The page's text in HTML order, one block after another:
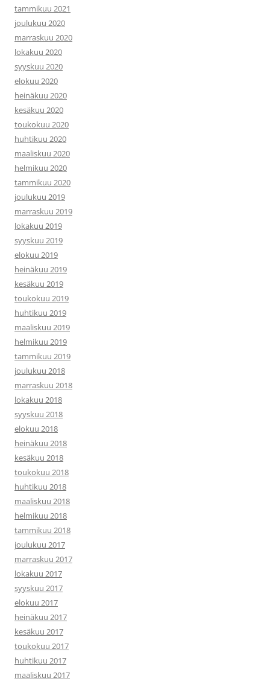
tammikuu 2021
joulukuu 2020
marraskuu 2020
lokakuu 2020
syyskuu 2020
elokuu 2020
heinäkuu 2020
kesäkuu 2020
toukokuu 2020
huhtikuu 2020
maaliskuu 2020
helmikuu 2020
tammikuu 2020
joulukuu 2019
marraskuu 2019
lokakuu 2019
syyskuu 2019
elokuu 2019
heinäkuu 2019
kesäkuu 2019
toukokuu 2019
huhtikuu 2019
maaliskuu 2019
helmikuu 2019
tammikuu 2019
joulukuu 2018
marraskuu 2018
lokakuu 2018
syyskuu 2018
elokuu 2018
heinäkuu 2018
kesäkuu 2018
toukokuu 2018
huhtikuu 2018
maaliskuu 2018
helmikuu 2018
tammikuu 2018
joulukuu 2017
marraskuu 2017
lokakuu 2017
syyskuu 2017
elokuu 2017
heinäkuu 2017
kesäkuu 2017
toukokuu 2017
huhtikuu 2017
maaliskuu 2017